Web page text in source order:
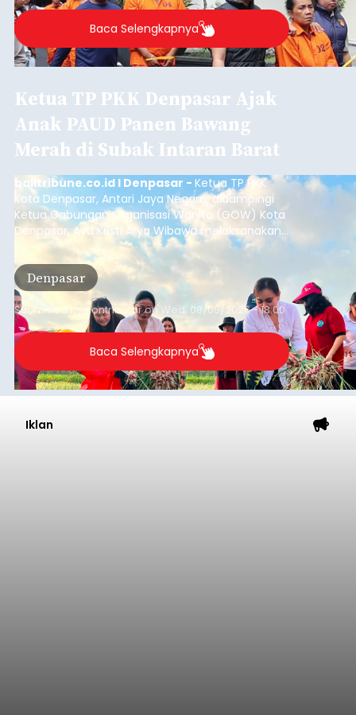
Baca Selengkapnya
Ketua TP PKK Denpasar Ajak
Anak PAUD Panen Bawang
Merah di Subak Intaran Barat
balitribune.co.id I Denpasar - Ketua TP PKK
Kota Denpasar, Antari Jaya Negara, didampingi
Ketua Gabungan Organisasi Wanita (GOW) Kota
Denpasar, Ayu Kristi Arya Wibawa melaksanakan
panen bawang merah dan jagung manis
bersama anak-anak Pendidikan Anak Usia Dini
(PAUD) di Subak Intaran Barat, Rabu (5/8/2026).
Denpasar
Submitted by contributoron Wed, 08/05/2026 - 18:00
Baca Selengkapnya
Iklan